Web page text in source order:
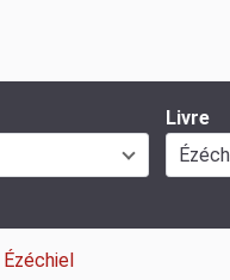
Livre
Ézéchiel